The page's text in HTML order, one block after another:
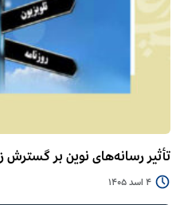
تأثیر رسانه‌های نوین بر
4 اسد 1405